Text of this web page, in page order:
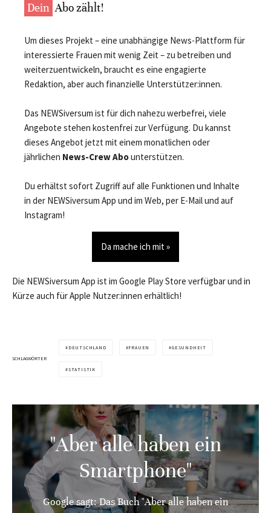
Dein Abo zählt!
Um dieses Projekt – eine unabhängige News-Plattform für
interessierte Frauen mit wenig Zeit – zu betreiben und
weiterzuentwickeln, braucht es eine engagierte
Redaktion, aber auch finanzielle Unterstützer:innen.
Das NEWSiversum ist für dich nahezu werbefrei, viele
Angebote stehen kostenfrei zur Verfügung. Du kannst
dieses Angebot jetzt mit einem monatlichen oder
jährlichen News-Crew Abounterstützen.
Du erhältst sofort Zugriff auf alle Funktionen und Inhalte
in der NEWSiversum App und im Web, per E-Mail und auf
Instagram!
Da mache ich mit »
Die NEWSiversum App ist im Google Play Store verfügbar und in
Kürze auch für Apple Nutzer:innen erhältlich!
SCHLAGWÖRTER
DEUTSCHLAND FRAUEN GESUNDHEIT
STATISTIK
"Aber alle haben ein
Smartphone"
Google sagt: Das Buch "Aber alle haben ein